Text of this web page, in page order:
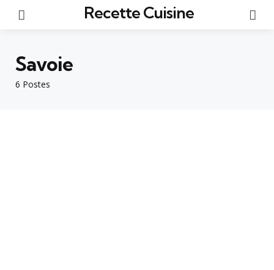
Recette Cuisine
6 Postes
Savoie